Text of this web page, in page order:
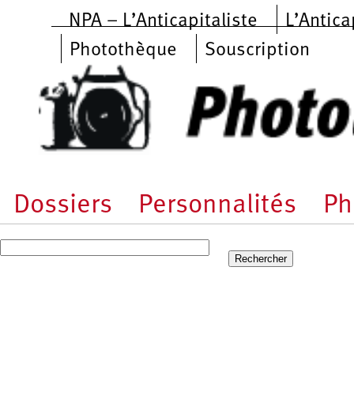
Aller au contenu principal
NPA – L’Anticapitaliste
Photothèque
Souscription
Dossiers Personnalités